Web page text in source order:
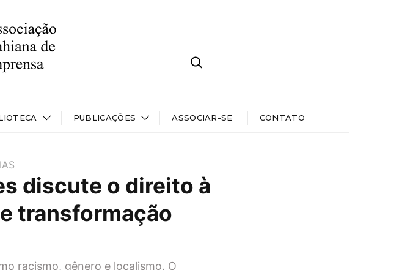
PUBLICAÇÕES ASSOCIAR-SE CONTATO
discute o direito à
transformação
racismo, gênero e localismo. O